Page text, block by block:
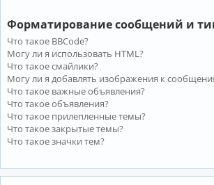
Форматирование сообщений и
Что такое BBCode?
Могу ли я использовать HTML?
Что такое смайлики?
Могу ли я добавлять изображения к
Что такое важные объявления?
Что такое объявления?
Что такое прилепленные темы?
Что такое закрытые темы?
Что такое значки тем?